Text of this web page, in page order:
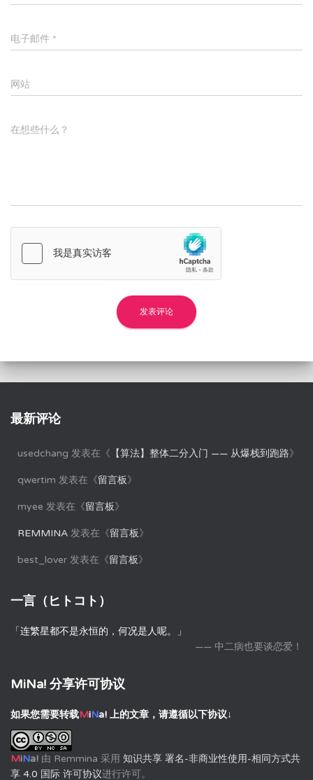
电子邮件 *
网站
在想些什么？
最新评论
usedchang 发表在《 【算法】整体二分入门 —— 从爆栈到跑路》
qwertim 发表在《留言板》
myee 发表在《留言板》
REMMINA 发表在《留言板》
best_lover 发表在《留言板》
一言（ヒトコト）
「连繁星都不是永恒的，何况是人呢。」
—— 中二病也要谈恋爱！
MiNa! 分享许可协议
如果您需要转载MiNa! 上的文章，请遵循以下协议↓
MiNa! 由 Remmina 采用 知识共享 署名-非商业性使用-相同方式共
享 4.0 国际 许可协议进行许可。